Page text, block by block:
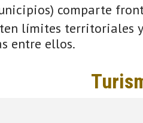
comparte
límites territoriales
entre ellos.